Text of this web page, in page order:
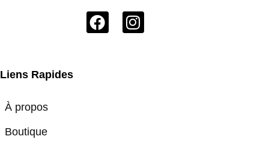
Liens Rapides
À propos
Boutique